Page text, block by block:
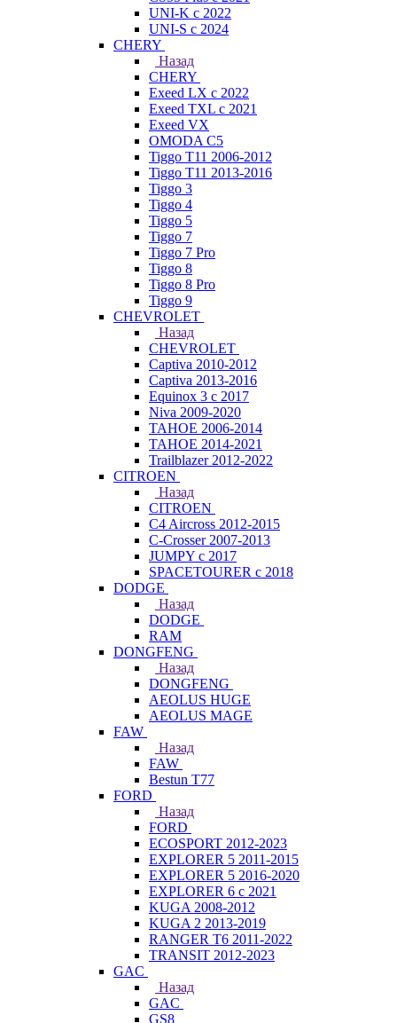
UNI-K с 2022
UNI-S с 2024
CHERY
Назад
CHERY
Exeed LX с 2022
Exeed TXL с 2021
Exeed VX
OMODA C5
Tiggo T11 2006-2012
Tiggo T11 2013-2016
Tiggo 3
Tiggo 4
Tiggo 5
Tiggo 7
Tiggo 7 Pro
Tiggo 8
Tiggo 8 Pro
Tiggo 9
CHEVROLET
Назад
CHEVROLET
Captiva 2010-2012
Captiva 2013-2016
Equinox 3 с 2017
Niva 2009-2020
TAHOE 2006-2014
TAHOE 2014-2021
Trailblazer 2012-2022
CITROEN
Назад
CITROEN
C4 Aircross 2012-2015
C-Crosser 2007-2013
JUMPY с 2017
SPACETOURER с 2018
DODGE
Назад
DODGE
RAM
DONGFENG
Назад
DONGFENG
AEOLUS HUGE
AEOLUS MAGE
FAW
Назад
FAW
Bestun T77
FORD
Назад
FORD
ECOSPORT 2012-2023
EXPLORER 5 2011-2015
EXPLORER 5 2016-2020
EXPLORER 6 с 2021
KUGA 2008-2012
KUGA 2 2013-2019
RANGER T6 2011-2022
TRANSIT 2012-2023
GAC
Назад
GAC
GS8